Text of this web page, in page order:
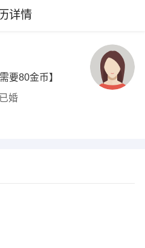
详情
要80金币】
已婚